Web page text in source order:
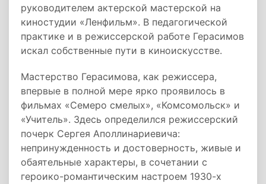
руководителем актерской мастерской на
киностудии «Ленфильм». В педагогической
практике и в режиссерской работе Герасимов
искал собственные пути в киноискусстве.
Мастерство Герасимова, как режиссера,
впервые в полной мере ярко проявилось в
фильмах «Семеро смелых», «Комсомольск» и
«Учитель». Здесь определился режиссерский
почерк Сергея Аполлинариевича:
непринужденность и достоверность, живые и
обаятельные характеры, в сочетании с
героико-романтическим настроем 1930-х